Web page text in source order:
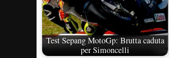
Test Sepang MotoGp: Brutta caduta
per Simoncelli